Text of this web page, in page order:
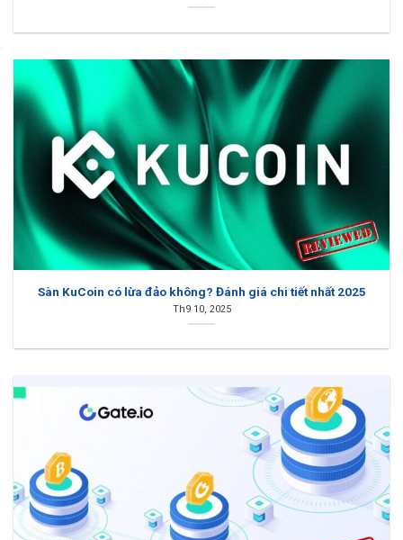
Sàn KuCoin có lừa đảo không? Đánh giá chi tiết nhất 2025
Th9 10, 2025